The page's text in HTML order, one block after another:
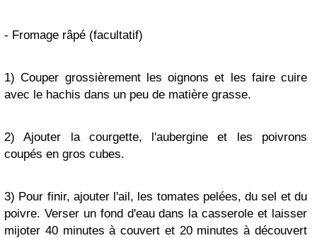
- Fromage râpé (facultatif)
1) Couper grossièrement les oignons et les faire cuire
avec le hachis dans un peu de matière grasse.
2) Ajouter la courgette, l'aubergine et les poivrons
coupés en gros cubes.
3) Pour finir, ajouter l'ail, les tomates pelées, du sel et du
poivre. Verser un fond d'eau dans la casserole et laisser
mijoter 40 minutes à couvert et 20 minutes à découvert